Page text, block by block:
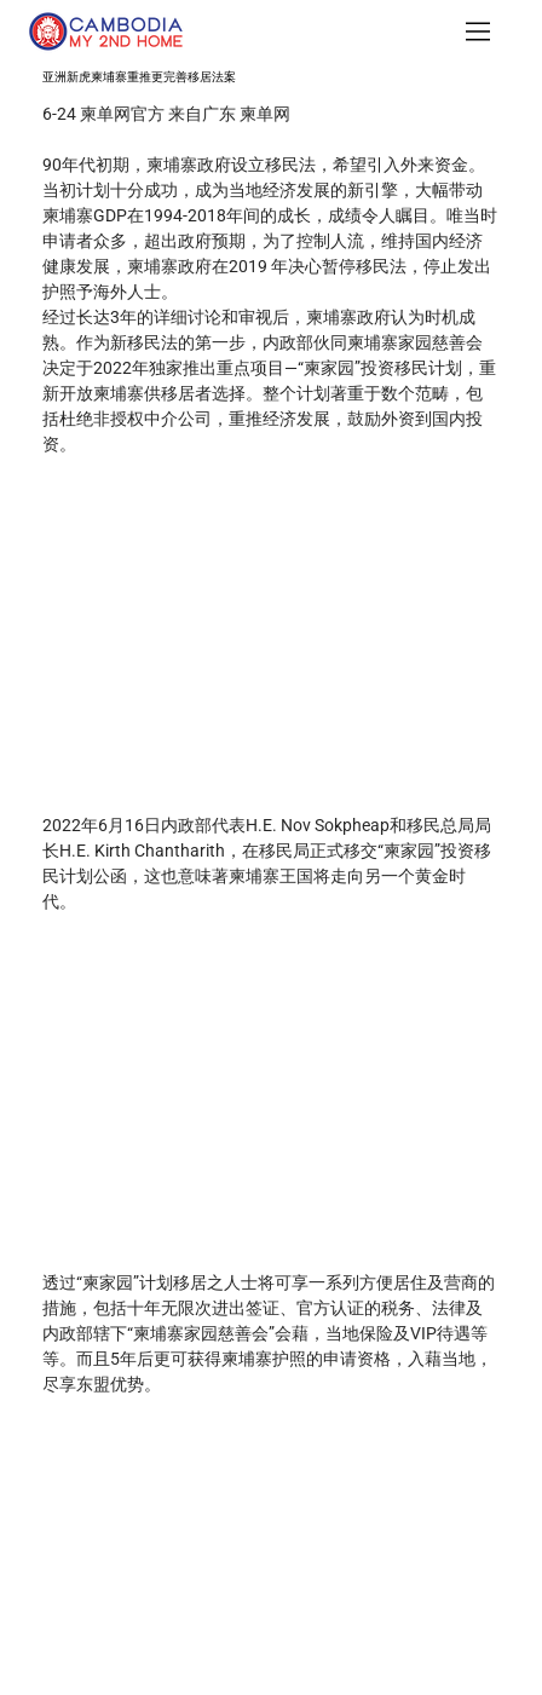
亚洲新虎柬埔寨重推更完善移居法案
6-24 柬单网官方 来自广东 柬单网
90年代初期，柬埔寨政府设立移民法，希望引入外来资金。
当初计划十分成功，成为当地经济发展的新引擎，大幅带动
柬埔寨GDP在1994-2018年间的成长，成绩令人瞩目。唯当时
申请者众多，超出政府预期，为了控制人流，维持国内经济
健康发展，柬埔寨政府在2019 年决心暂停移民法，停止发出
护照予海外人士。
经过长达3年的详细讨论和审视后，柬埔寨政府认为时机成
熟。作为新移民法的第一步，内政部伙同柬埔寨家园慈善会
决定于2022年独家推出重点项目—“柬家园”投资移民计划，重
新开放柬埔寨供移居者选择。整个计划著重于数个范畴，包
括杜绝非授权中介公司，重推经济发展，鼓励外资到国内投
资。
2022年6月16日内政部代表H.E. Nov Sokpheap和移民总局局
长H.E. Kirth Chantharith，在移民局正式移交“柬家园”投资移
民计划公函，这也意味著柬埔寨王国将走向另一个黄金时
代。
透过“柬家园”计划移居之人士将可享一系列方便居住及营商的
措施，包括十年无限次进出签证、官方认证的税务、法律及
内政部辖下“柬埔寨家园慈善会”会藉，当地保险及VIP待遇等
等。而且5年后更可获得柬埔寨护照的申请资格，入藉当地，
尽享东盟优势。